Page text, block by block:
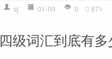
sj 01-09 0 871
四级词汇到底有